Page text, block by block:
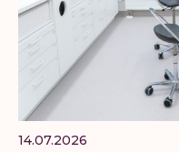
14.07.2026